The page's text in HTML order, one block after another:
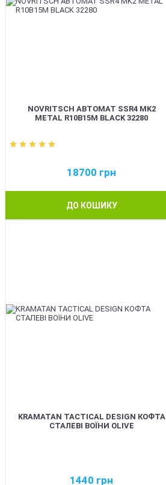
NOVRITSCH АВТОМАТ SSR4 MK2
METAL R10B15M BLACK 32280
18700 грн
ДО КОШИКУ
KRAMATAN TACTICAL DESIGN КОФТА
СТАЛЕВІ ВОЇНИ OLIVE
1440 грн